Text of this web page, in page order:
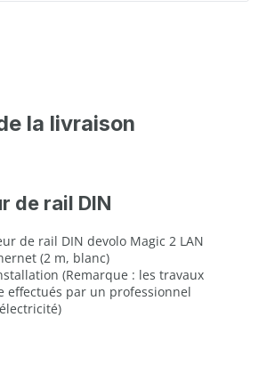
la livraison
de rail DIN
de rail DIN devolo Magic 2 LAN
(2 m, blanc)
(Remarque : les travaux
effectués par un professionnel